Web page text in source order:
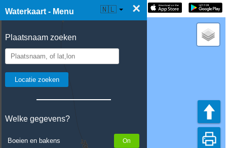
Waterkaart - Menu ×
Plaatsnaam zoeken
Welke gegevens?
Boeien en bakens
☰ Waterkaart Live 🇳🇱